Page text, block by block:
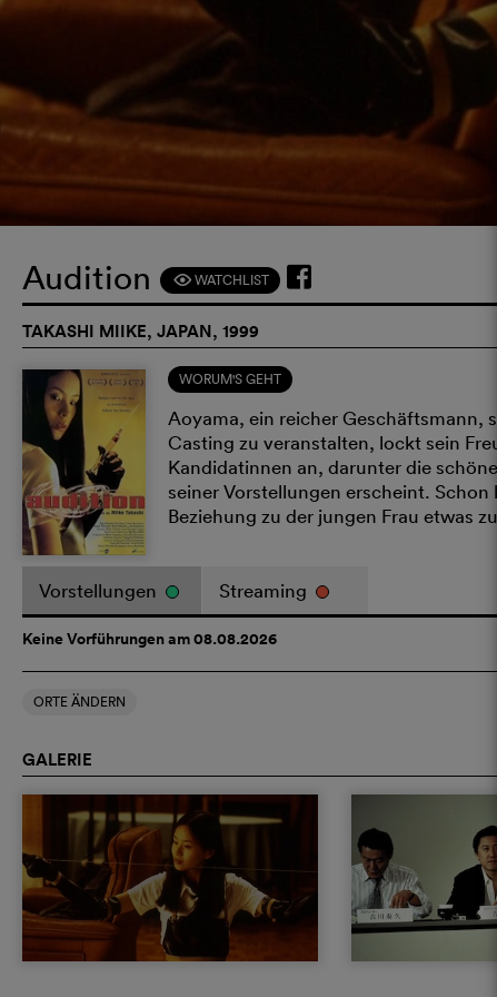
Audition F WATCHLIST
TAKASHI MIIKE, JAPAN, 1999
WORUM'S GEHT
Aoyama, ein reicher Geschäftsmann,
Casting zu veranstalten, lockt sein
Kandidatinnen an, darunter die
seiner Vorstellungen erscheint. Schon
Beziehung zu der jungen Frau etwas
Vorstellungen Streaming
Keine Vorführungen am 08.08.2026
ORTE ÄNDERN
GALERIE